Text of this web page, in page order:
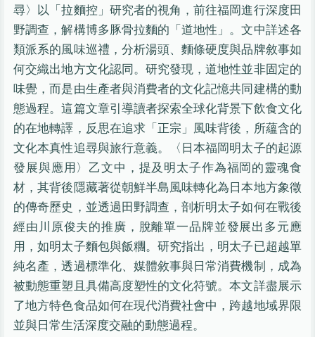
尋〉以「拉麵控」研究者的視角，前往福岡進行深度田
野調查，解構博多豚骨拉麵的「道地性」。文中詳述各
類派系的風味巡禮，分析湯頭、麵條硬度與品牌敘事如
何交織出地方文化認同。研究發現，道地性並非固定的
味覺，而是由生產者與消費者的文化記憶共同建構的動
態過程。這篇文章引導讀者探索全球化背景下飲食文化
的在地轉譯，反思在追求「正宗」風味背後，所蘊含的
文化本真性追尋與旅行意義。〈日本福岡明太子的起源
發展與應用〉乙文中，提及明太子作為福岡的靈魂食
材，其背後隱藏著從朝鮮半島風味轉化為日本地方象徵
的傳奇歷史，並透過田野調查，剖析明太子如何在戰後
經由川原俊夫的推廣，脫離單一品牌並發展出多元應
用，如明太子麵包與飯糰。研究指出，明太子已超越單
純名產，透過標準化、媒體敘事與日常消費機制，成為
被動態重塑且具備高度塑性的文化符號。本文詳盡展示
了地方特色食品如何在現代消費社會中，跨越地域界限
並與日常生活深度交融的動態過程。